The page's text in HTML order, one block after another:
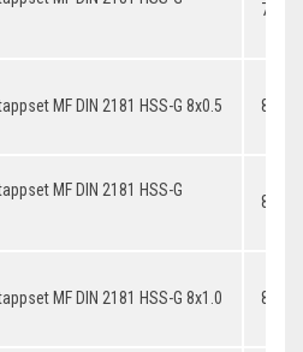
MF DIN 2181 HSS-G 8x0.5 8x0.5
MF DIN 2181 HSS-G
MF DIN 2181 HSS-G 8x1.0 8x1.0